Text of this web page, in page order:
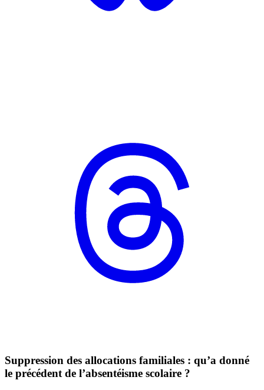
Suppression des allocations familiales : qu’a donné
le précédent de l’absentéisme scolaire ?